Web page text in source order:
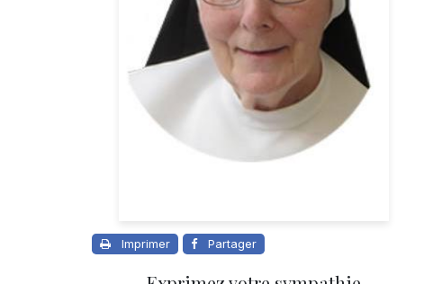
Imprimer Partager